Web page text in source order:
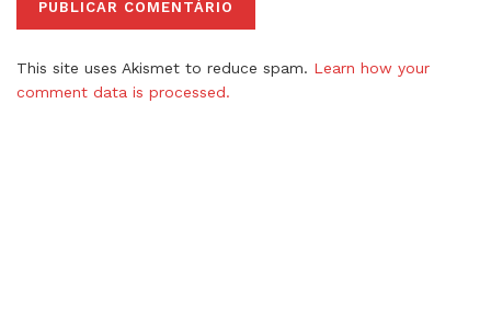
This site uses Akismet to reduce spam. Learn how your
comment data is processed.